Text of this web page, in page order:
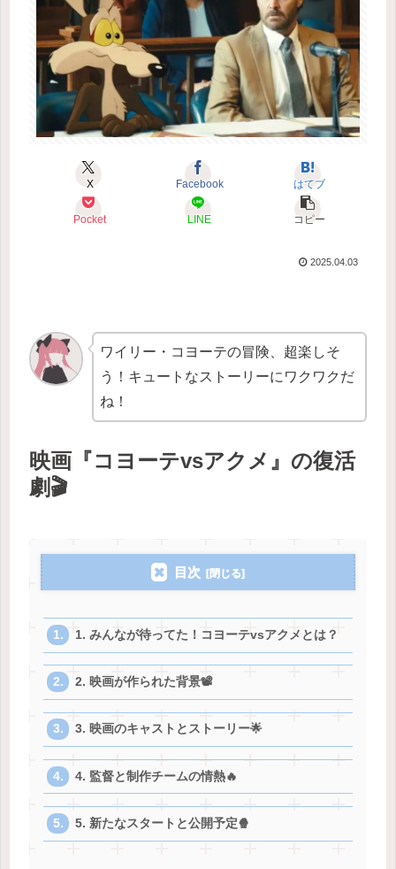
X Facebook はてブ
Pocket LINE コピー
2025.04.03
ワイリー・コヨーテの冒険、超楽しそ
う！キュートなストーリーにワクワクだ
ね！
映画『コヨーテvsアクメ』の復活
劇🎬
目次
1. みんなが待ってた！コヨーテvsアクメとは？
2. 映画が作られた背景📽️
3. 映画のキャストとストーリー🌟
4. 監督と制作チームの情熱🔥
5. 新たなスタートと公開予定🍿